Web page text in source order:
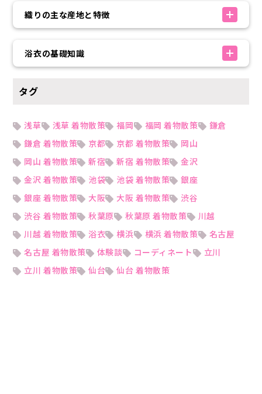
織りの主な産地と特徴
浴衣の基礎知識
タグ
浅草 浅草 着物散策 福岡 福岡 着物散策
鎌倉
鎌倉 着物散策
京都 京都 着物散策
岡山
岡山 着物散策
新宿 新宿 着物散策
金沢
金沢 着物散策
池袋 池袋 着物散策
銀座
銀座 着物散策
大阪 大阪 着物散策
渋谷
渋谷 着物散策
秋葉原 秋葉原 着物散策
川越
川越 着物散策
浴衣 横浜 横浜 着物散策
名古屋
名古屋 着物散策
体験談 コーディネート
立川
立川 着物散策
仙台 仙台 着物散策